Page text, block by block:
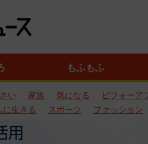
もふもふ
い 家族 気になる ビフォーア
に生きる スポーツ ファッション